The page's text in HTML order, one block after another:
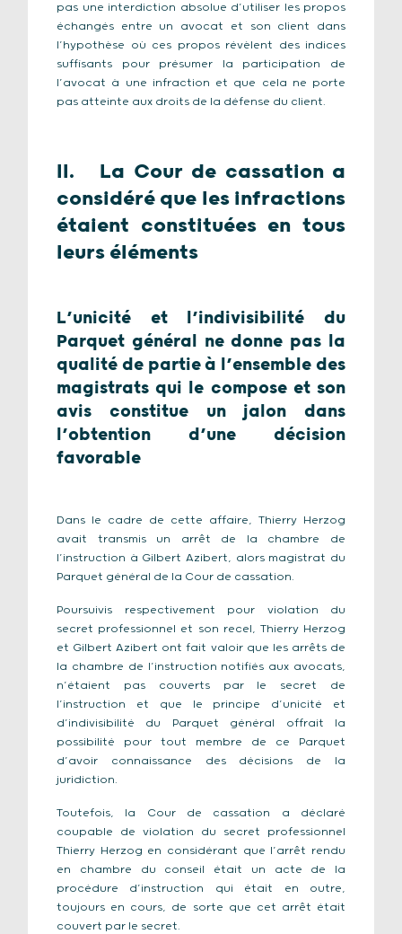
pas une interdiction absolue d’utiliser les propos
échangés entre un avocat et son client dans
l’hypothèse où ces propos révèlent des indices
suffisants pour présumer la participation de
l’avocat à une infraction et que cela ne porte
pas atteinte aux droits de la défense du client.
II. La Cour de cassation a
considéré que les infractions
étaient constituées en tous
leurs éléments
L’unicité et l’indivisibilité du
Parquet général ne donne pas la
qualité de partie à l’ensemble des
magistrats qui le compose et son
avis constitue un jalon dans
l’obtention d’une décision
favorable
Dans le cadre de cette affaire, Thierry Herzog
avait transmis un arrêt de la chambre de
l’instruction à Gilbert Azibert, alors magistrat du
Parquet général de la Cour de cassation.
Poursuivis respectivement pour violation du
secret professionnel et son recel, Thierry Herzog
et Gilbert Azibert ont fait valoir que les arrêts de
la chambre de l’instruction notifiés aux avocats,
n’étaient pas couverts par le secret de
l’instruction et que le principe d’unicité et
d’indivisibilité du Parquet général offrait la
possibilité pour tout membre de ce Parquet
d’avoir connaissance des décisions de la
juridiction.
Toutefois, la Cour de cassation a déclaré
coupable de violation du secret professionnel
Thierry Herzog en considérant que l’arrêt rendu
en chambre du conseil était un acte de la
procédure d’instruction qui était en outre,
toujours en cours, de sorte que cet arrêt était
couvert par le secret.